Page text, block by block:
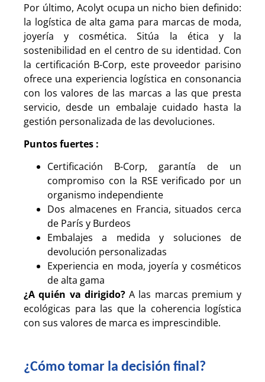
Por último, Acolyt ocupa un nicho bien definido:
la logística de alta gama para marcas de moda,
joyería y cosmética. Sitúa la ética y la
sostenibilidad en el centro de su identidad. Con
la certificación B-Corp, este proveedor parisino
ofrece una experiencia logística en consonancia
con los valores de las marcas a las que presta
servicio, desde un embalaje cuidado hasta la
gestión personalizada de las devoluciones.
Puntos fuertes :
Certificación B-Corp, garantía de un
compromiso con la RSE verificado por un
organismo independiente
Dos almacenes en Francia, situados cerca
de París y Burdeos
Embalajes a medida y soluciones de
devolución personalizadas
Experiencia en moda, joyería y cosméticos
de alta gama
¿A quién va dirigido?A las marcas premium y
ecológicas para las que la coherencia logística
con sus valores de marca es imprescindible.
¿Cómo tomar la decisión final?